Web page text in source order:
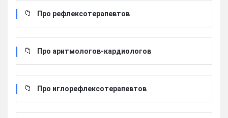
Про рефлексотерапевтов
Про аритмологов-кардиологов
Про иглорефлексотерапевтов